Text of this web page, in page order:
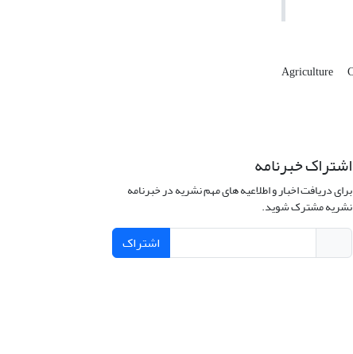
Agriculture
اشتراک خبرنامه
برای دریافت اخبار و اطلاعیه های مهم نشریه در خبرنامه
نشریه مشترک شوید.
اشتراک